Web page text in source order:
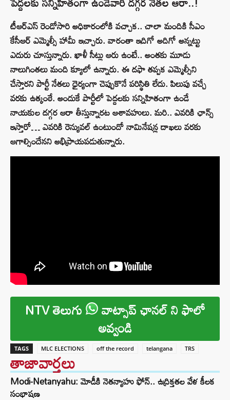
టీఆర్ఎస్‌ రెండోసారి అధికారంలోకి వచ్చాక.. చాలా మందికి సీఎం
కేసీఆర్‌ ఎమ్మెల్సీ హామీ ఇచ్చారు. వారంతా ఇదిగో అదిగో అన్నట్టు
ఎదురు చూస్తున్నారు. ఖాళీ సీట్లు ఆరు ఉంటే.. అంతకు మూడు
నాలుగింతలు మంది క్యూలో ఉన్నారు. ఈ దఫా తప్పక ఎమ్మెల్సీని
చేస్తారని పార్టీ నేతలు ధైర్యంగా చెప్పుకొనే పరిస్థితి లేదు. పిలుపు వచ్చే
వరకు ఉత్కంఠే. అందుకే పార్టీలో పెద్దలకు సన్నిహితంగా ఉండే
నాయకుల దగ్గర ఆరా తీస్తున్నారట ఆశావహులు. మరి.. ఎవరికి ఛాన్స్‌
ఇస్తారో… ఎవరికి రెన్యువల్‌ ఉంటుందో నామినేషన్ల దాఖలు వరకు
ఆగాల్సిందేనని అభిప్రాయపడుతున్నారు.
NTV తెలుగు వాట్సాప్ ఛానల్ ని ఫాలో
అవ్వండి
TAGS MLC ELECTIONS off the record telangana TRS
తాజావార్తలు
Modi-Netanyahu: మోడీకి నెతన్యాహు ఫోన్.. ఉద్రిక్తతల వేళ కీలక
సంభాషణ